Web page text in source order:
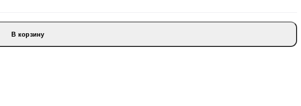
В корзину